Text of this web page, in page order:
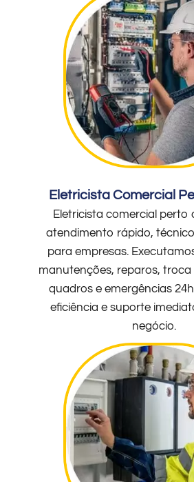
Eletricista Comercial
Eletricista comercial perto
atendimento rápido,
para empresas.
manutenções, reparos, troca
quadros e emergências
eficiência e suporte
negócio.